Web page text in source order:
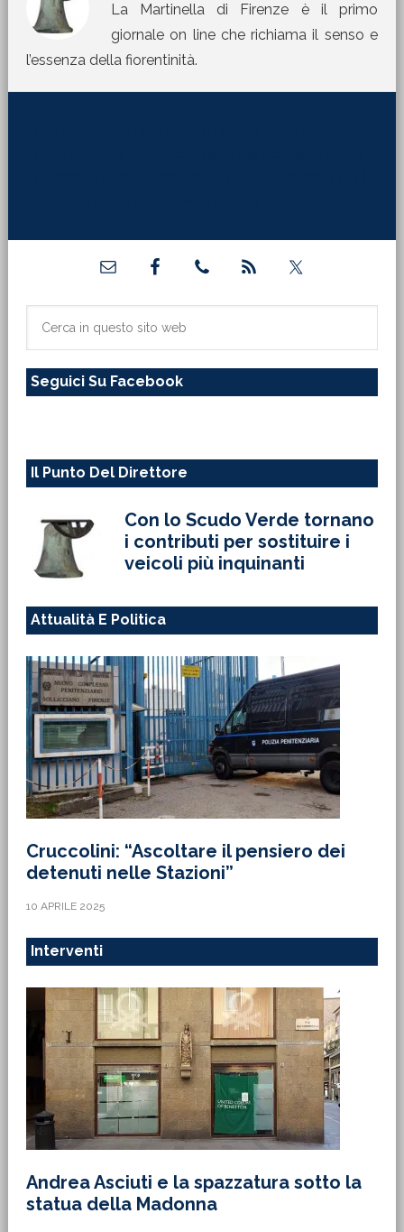
La Martinella di Firenze è il primo
giornale on line che richiama il senso e
l’essenza della fiorentinità.
primaria
sito
Seguici Su Facebook
Il Punto Del Direttore
Con lo Scudo Verde tornano
i contributi per sostituire i
veicoli più inquinanti
Attualità E Politica
Cruccolini: “Ascoltare il pensiero dei
detenuti nelle Stazioni”
10 APRILE 2025
Interventi
Andrea Asciuti e la spazzatura sotto la
statua della Madonna